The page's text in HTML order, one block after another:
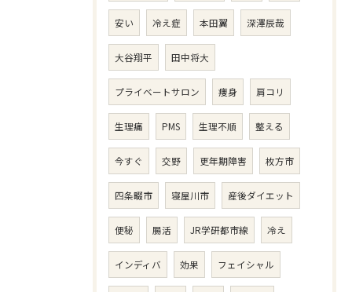
安い 冷え症 本田翼 深澤辰哉
大谷翔平 田中将大
プライベートサロン 痩身 肩コリ
生理痛 PMS 生理不順 整える
今すぐ 交野 更年期障害 枚方市
四条畷市 寝屋川市 産後ダイエット
便秘 腸活 JR学研都市線 冷え
インディバ 効果 フェイシャル